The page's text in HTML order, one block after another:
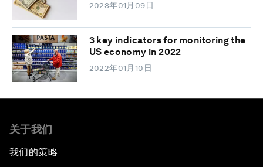
2023年01月09日
3 key indicators for monitoring the
US economy in 2022
2022年01月10日
关于我们
我们的策略